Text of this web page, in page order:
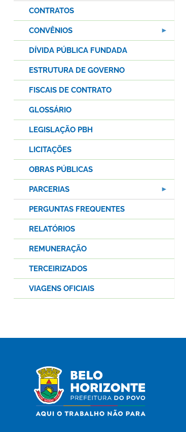
CONTRATOS
CONVÊNIOS
DÍVIDA PÚBLICA FUNDADA
ESTRUTURA DE GOVERNO
FISCAIS DE CONTRATO
GLOSSÁRIO
LEGISLAÇÃO PBH
LICITAÇÕES
OBRAS PÚBLICAS
PARCERIAS
PERGUNTAS FREQUENTES
RELATÓRIOS
REMUNERAÇÃO
TERCEIRIZADOS
VIAGENS OFICIAIS